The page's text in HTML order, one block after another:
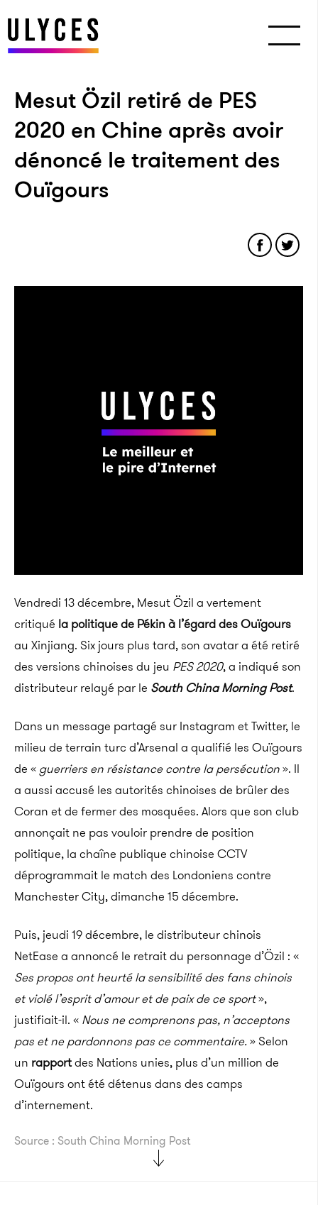
Mesut Özil retiré de PES
2020 en Chine après avoir
dénoncé le traitement des
Ouïgours
Vendredi 13 décembre, Mesut Özil a vertement
critiqué la politique de Pékin à l’égard des Ouïgours
au Xinjiang. Six jours plus tard, son avatar a été retiré
des versions chinoises du jeu PES 2020, a indiqué son
distributeur relayé par le South China Morning Post.
Dans un message partagé sur Instagram et Twitter, le
milieu de terrain turc d’Arsenal a qualifié les Ouïgours
de « guerriers en résistance contre la persécution». Il
a aussi accusé les autorités chinoises de brûler des
Coran et de fermer des mosquées. Alors que son club
annonçait ne pas vouloir prendre de position
politique, la chaîne publique chinoise CCTV
déprogrammait le match des Londoniens contre
Manchester City, dimanche 15 décembre.
Puis, jeudi 19 décembre, le distributeur chinois
NetEase a annoncé le retrait du personnage d’Özil : «
Ses propos ont heurté la sensibilité des fans chinois
et violé l’esprit d’amour et de paix de ce sport»,
justifiait-il. « Nous ne comprenons pas, n’acceptons
pas et ne pardonnons pas ce commentaire.» Selon
un rapportdes Nations unies, plus d’un million de
Ouïgours ont été détenus dans des camps
d’internement.
Source : South China Morning Post